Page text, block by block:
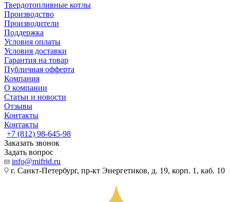
Твердотопливные котлы
Производство
Производители
Поддержка
Условия оплаты
Условия доставки
Гарантия на товар
Публичная офферта
Компания
О компании
Статьи и новости
Отзывы
Контакты
Контакты
+7 (812) 98-645-98
Заказать звонок
Задать вопрос
info@mifrid.ru
г. Санкт-Петербург, пр-кт Энергетиков, д. 19, корп. 1, каб. 10